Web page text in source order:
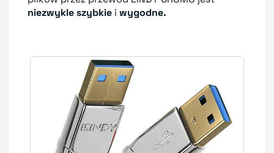
niezwykle szybkie i wygodne.